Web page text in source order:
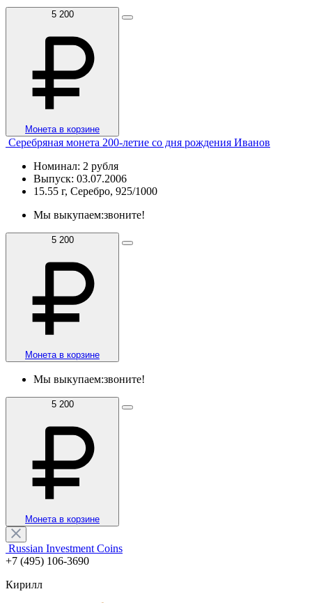
5 200
Монета в корзине
Серебряная монета 200-летие со дня рождения Иванов
Номинал: 2 рубля
Выпуск: 03.07.2006
15.55 г, Серебро, 925/1000
Мы выкупаем:звоните!
5 200
Монета в корзине
Мы выкупаем:звоните!
5 200
Монета в корзине
Russian Investment Coins
+7 (495) 106-3690
Кирилл